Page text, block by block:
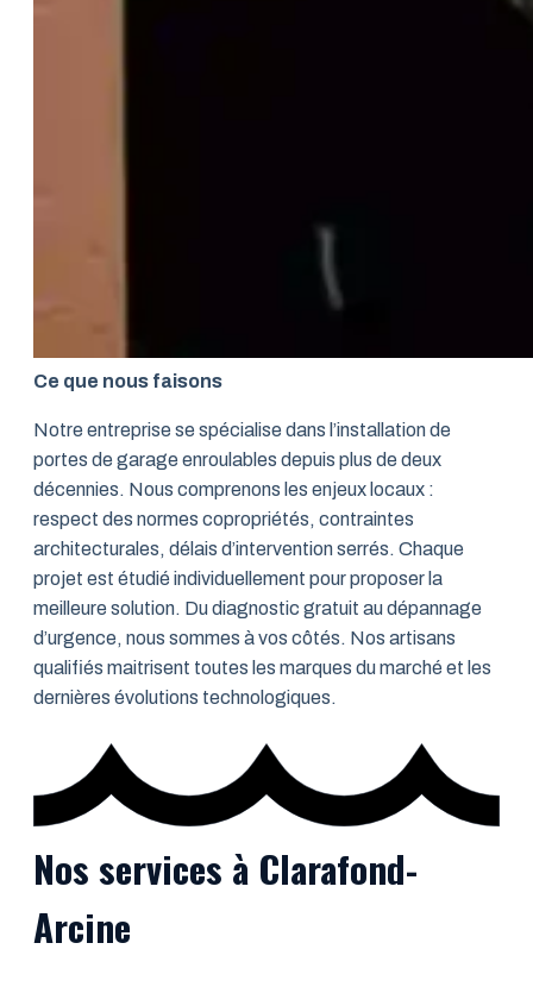
Ce que nous faisons
Notre entreprise se spécialise dans l’installation de
portes de garage enroulables depuis plus de deux
décennies. Nous comprenons les enjeux locaux :
respect des normes copropriétés, contraintes
architecturales, délais d’intervention serrés. Chaque
projet est étudié individuellement pour proposer la
meilleure solution. Du diagnostic gratuit au dépannage
d’urgence, nous sommes à vos côtés. Nos artisans
qualifiés maitrisent toutes les marques du marché et les
dernières évolutions technologiques.
Nos services à Clarafond-
Arcine